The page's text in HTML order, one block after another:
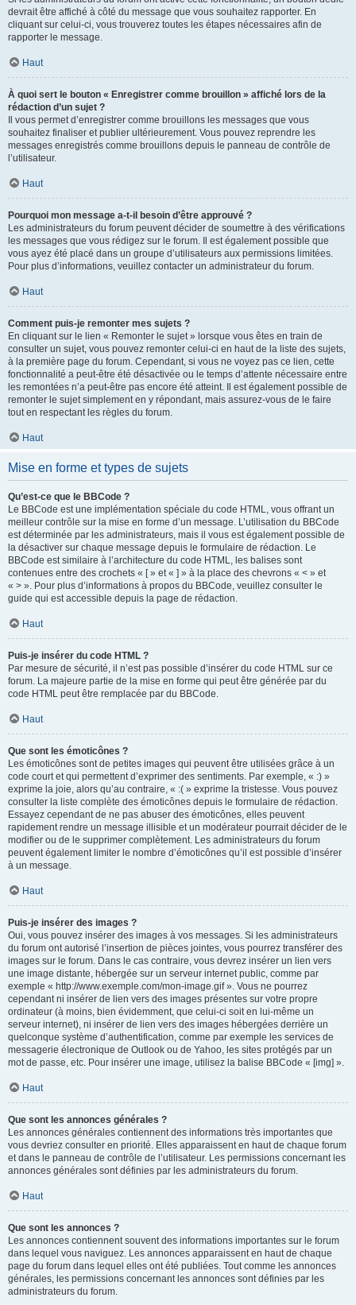
devrait être affiché à côté du message que vous souhaitez rapporter. En
cliquant sur celui-ci, vous trouverez toutes les étapes nécessaires afin de
rapporter le message.
Haut
À quoi sert le bouton « Enregistrer comme brouillon » affiché lors de la
rédaction d’un sujet ?
Il vous permet d’enregistrer comme brouillons les messages que vous
souhaitez finaliser et publier ultérieurement. Vous pouvez reprendre les
messages enregistrés comme brouillons depuis le panneau de contrôle de
l’utilisateur.
Haut
Pourquoi mon message a-t-il besoin d’être approuvé ?
Les administrateurs du forum peuvent décider de soumettre à des vérifications
les messages que vous rédigez sur le forum. Il est également possible que
vous ayez été placé dans un groupe d’utilisateurs aux permissions limitées.
Pour plus d’informations, veuillez contacter un administrateur du forum.
Haut
Comment puis-je remonter mes sujets ?
En cliquant sur le lien « Remonter le sujet » lorsque vous êtes en train de
consulter un sujet, vous pouvez remonter celui-ci en haut de la liste des sujets,
à la première page du forum. Cependant, si vous ne voyez pas ce lien, cette
fonctionnalité a peut-être été désactivée ou le temps d’attente nécessaire entre
les remontées n’a peut-être pas encore été atteint. Il est également possible de
remonter le sujet simplement en y répondant, mais assurez-vous de le faire
tout en respectant les règles du forum.
Haut
Mise en forme et types de sujets
Qu’est-ce que le BBCode ?
Le BBCode est une implémentation spéciale du code HTML, vous offrant un
meilleur contrôle sur la mise en forme d’un message. L’utilisation du BBCode
est déterminée par les administrateurs, mais il vous est également possible de
la désactiver sur chaque message depuis le formulaire de rédaction. Le
BBCode est similaire à l’architecture du code HTML, les balises sont
contenues entre des crochets « [ » et « ] » à la place des chevrons « < » et
« > ». Pour plus d’informations à propos du BBCode, veuillez consulter le
guide qui est accessible depuis la page de rédaction.
Haut
Puis-je insérer du code HTML ?
Par mesure de sécurité, il n’est pas possible d’insérer du code HTML sur ce
forum. La majeure partie de la mise en forme qui peut être générée par du
code HTML peut être remplacée par du BBCode.
Haut
Que sont les émoticônes ?
Les émoticônes sont de petites images qui peuvent être utilisées grâce à un
code court et qui permettent d’exprimer des sentiments. Par exemple, « :) »
exprime la joie, alors qu’au contraire, « :( » exprime la tristesse. Vous pouvez
consulter la liste complète des émoticônes depuis le formulaire de rédaction.
Essayez cependant de ne pas abuser des émoticônes, elles peuvent
rapidement rendre un message illisible et un modérateur pourrait décider de le
modifier ou de le supprimer complètement. Les administrateurs du forum
peuvent également limiter le nombre d’émoticônes qu’il est possible d’insérer
à un message.
Haut
Puis-je insérer des images ?
Oui, vous pouvez insérer des images à vos messages. Si les administrateurs
du forum ont autorisé l’insertion de pièces jointes, vous pourrez transférer des
images sur le forum. Dans le cas contraire, vous devrez insérer un lien vers
une image distante, hébergée sur un serveur internet public, comme par
exemple « http://www.exemple.com/mon-image.gif ». Vous ne pourrez
cependant ni insérer de lien vers des images présentes sur votre propre
ordinateur (à moins, bien évidemment, que celui-ci soit en lui-même un
serveur internet), ni insérer de lien vers des images hébergées derrière un
quelconque système d’authentification, comme par exemple les services de
messagerie électronique de Outlook ou de Yahoo, les sites protégés par un
mot de passe, etc. Pour insérer une image, utilisez la balise BBCode « [img] ».
Haut
Que sont les annonces générales ?
Les annonces générales contiennent des informations très importantes que
vous devriez consulter en priorité. Elles apparaissent en haut de chaque forum
et dans le panneau de contrôle de l’utilisateur. Les permissions concernant les
annonces générales sont définies par les administrateurs du forum.
Haut
Que sont les annonces ?
Les annonces contiennent souvent des informations importantes sur le forum
dans lequel vous naviguez. Les annonces apparaissent en haut de chaque
page du forum dans lequel elles ont été publiées. Tout comme les annonces
générales, les permissions concernant les annonces sont définies par les
administrateurs du forum.